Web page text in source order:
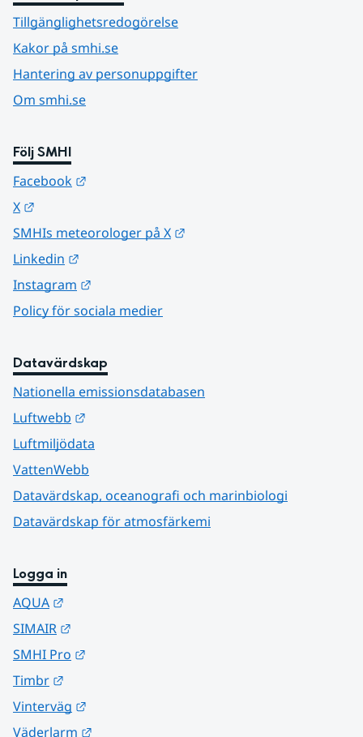
Tillgänglighetsredogörelse
Kakor på smhi.se
Hantering av personuppgifter
Om smhi.se
Följ SMHI
Facebook
X
SMHIs meteorologer på X
Linkedin
Instagram
Policy för sociala medier
Datavärdskap
Nationella emissionsdatabasen
Luftwebb
Luftmiljödata
VattenWebb
Datavärdskap, oceanografi och marinbiologi
Datavärdskap för atmosfärkemi
Logga in
AQUA
SIMAIR
SMHI Pro
Timbr
Vinterväg
Väderlarm